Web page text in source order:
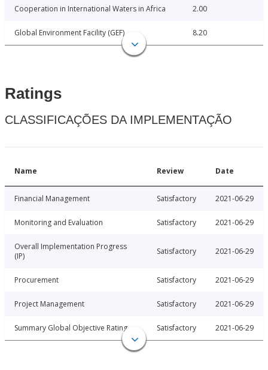
Cooperation in International Waters in Africa 2.00
Global Environment Facility (GEF) 8.20
Ratings
CLASSIFICAÇÕES DA IMPLEMENTAÇÃO
Name Review Date
Financial Management Satisfactory 2021-06-29
Monitoring and Evaluation Satisfactory 2021-06-29
Overall Implementation Progress
(IP)
Satisfactory 2021-06-29
Procurement Satisfactory 2021-06-29
Project Management Satisfactory 2021-06-29
Summary Global Objective Rating Satisfactory 2021-06-29